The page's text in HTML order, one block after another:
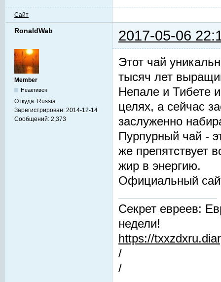
Сайт
RonaldWab 2017-05-06
Member
Неактивен
Откуда: Russia
Зарегистрирован: 2014-12-14
Сообщений: 2,373
Этот чай
тысяч лет
Непале и Тибете
целях, а сейчас
заслуженно
Пурпурный чай -
же препятствует
жир в энергию.
Официальный
Секрет евреев:
недели!
https://
/
/